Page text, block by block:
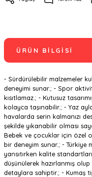
ÜRÜN BILGISI
- Sürdürülebilir malzemeler
deneyimi sunar.; - Spor
kısıtlamaz.; - Kutusuz
kolayca taşınabilir.; - Yaz
havalarda serin kalmanızı
şekilde yıkanabilir olması
Bebek ve çocuklar için özel
bir deneyim sunar.; - Türkiye
yansıtırken kalite
düşünülerek hazırlanmış
detaylara sahiptir.; - Kumaş